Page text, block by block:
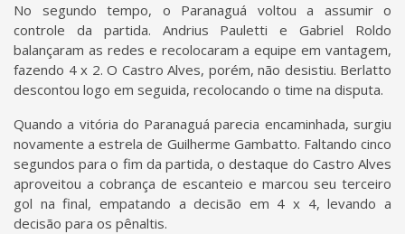
No segundo tempo, o Paranaguá voltou a assumir o
controle da partida. Andrius Pauletti e Gabriel Roldo
balançaram as redes e recolocaram a equipe em vantagem,
fazendo 4 x 2. O Castro Alves, porém, não desistiu. Berlatto
descontou logo em seguida, recolocando o time na disputa.
Quando a vitória do Paranaguá parecia encaminhada, surgiu
novamente a estrela de Guilherme Gambatto. Faltando cinco
segundos para o fim da partida, o destaque do Castro Alves
aproveitou a cobrança de escanteio e marcou seu terceiro
gol na final, empatando a decisão em 4 x 4, levando a
decisão para os pênaltis.